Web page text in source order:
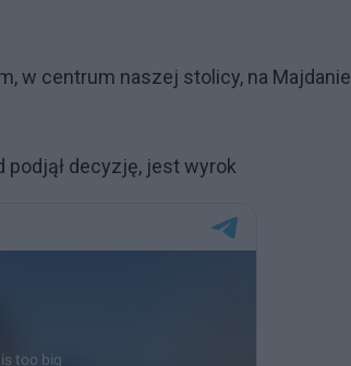
w centrum naszej stolicy, na Majdanie
podjął decyzję, jest wyrok